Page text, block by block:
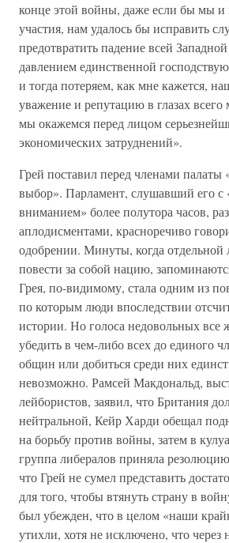
конце этой войны, даже если бы мы и
участия, нам удалось бы исправить
предотвратить падение всей
давлением единственной
и тогда потеряем, как мне кажется,
уважение и репутацию в глазах всего
мы окажемся перед лицом
экономических затруднений».
Грей поставил перед членами палаты
выбор». Парламент, слушавший его
вниманием» более полутора часов,
аплодисментами, красноречиво
одобрении. Минуты, когда отдельной
повести за собой нацию,
Грея, по-видимому, стала одним из
по которым люди впоследствии
истории. Но голоса недовольных все
убедить в чем-либо всех до единого
общин или добиться среди них
невозможно. Рамсей Макдональд,
лейбористов, заявил, что Британия
нейтральной, Кейр Харди обещал
на борьбу против войны, затем в
группа либералов приняла
что Грей не сумел представить
для того, чтобы втянуть страну в
был убежден, что в целом «наши
утихли, хотя не исключено, что через